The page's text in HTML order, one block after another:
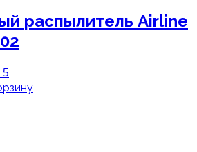
распылитель Airline
5